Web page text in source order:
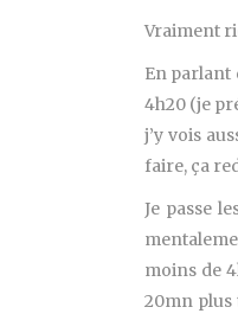
Vraiment
En parlant
4h20 (je
j’y vois
faire, ça
Je passe
moins de
20mn plus